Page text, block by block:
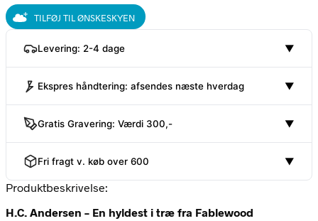
TILFØJ TIL ØNSKESKYEN
Levering: 2-4 dage ▼
Ekspres håndtering: afsendes næste hverdag ▼
Gratis Gravering: Værdi 300,- ▼
Fri fragt v. køb over 600 ▼
Produktbeskrivelse:
H.C. Andersen – En hyldest i træ fra Fablewood